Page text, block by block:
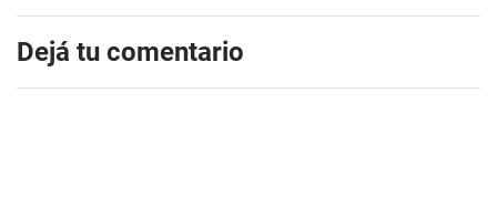
Dejá tu comentario